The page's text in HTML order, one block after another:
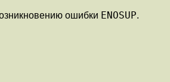
ошибки ENOSUP.